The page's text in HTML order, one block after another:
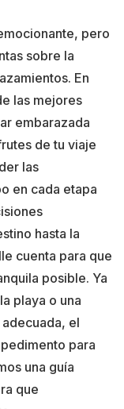
pero
sobre la
En
las mejores
embarazada
de tu viaje
las
en cada etapa
hasta la
cuenta para que
posible. Ya
playa o una
el
para
una guía
que